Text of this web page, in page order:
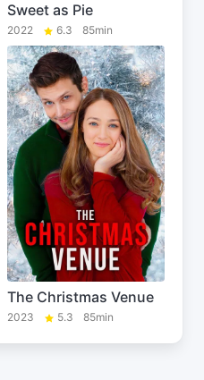
Sweet as Pie
2022 6.3 85min
The Christmas Venue
2023 5.3 85min